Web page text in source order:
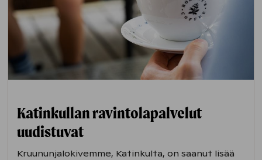
Katinkullan ravintolapalvelut
uudistuvat
Kruununjalokivemme, Katinkulta, on saanut lisää